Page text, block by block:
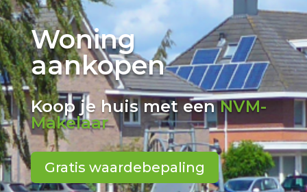
Woning
aankopen
Koop je huis met eenNVM-
Makelaar
Gratis waardebepaling